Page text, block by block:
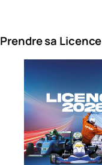
Prendre sa Licence